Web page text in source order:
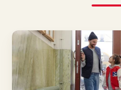
Uudistimme
ensiavun
verkkokurssit:
toimivammat
ja
enemmän